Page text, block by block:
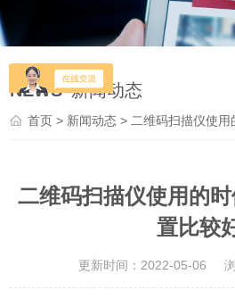
NEWS 新闻动态
首页 > 新闻动态 > 二维码扫描仪使用的时候
二维码扫描仪使用的
置比较
更新时间：2022-05-06